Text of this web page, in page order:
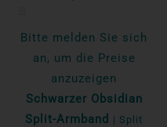
Bitte melden Sie sich
an, um die Preise
anzuzeigen
Schwarzer Obsidian
Split-Armband | Split